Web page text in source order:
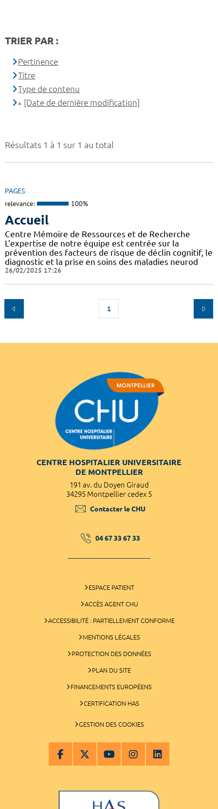
Résultats 1 à 1 sur 1 au total
PAGES
relevance: 100%
Accueil
Centre Mémoire de Ressources et de Recherche
L’expertise de notre équipe est centrée sur la
prévention des facteurs de risque de déclin cognitif, le
diagnostic et la prise en soins des maladies neurod
26/02/2025 17:26
1
TRIER PAR :
Pertinence
Titre
Type de contenu
[Date de dernière modification]
CENTRE HOSPITALIER UNIVERSITAIRE
DE MONTPELLIER
191 av. du Doyen Giraud
34295 Montpellier cedex 5
Contacter le CHU
04 67 33 67 33
ESPACE PATIENT
ACCÈS AGENT CHU
ACCESSIBILITÉ : PARTIELLEMENT CONFORME
MENTIONS LÉGALES
PROTECTION DES DONNÉES
PLAN DU SITE
FINANCEMENTS EUROPÉENS
CERTIFICATION HAS
GESTION DES COOKIES